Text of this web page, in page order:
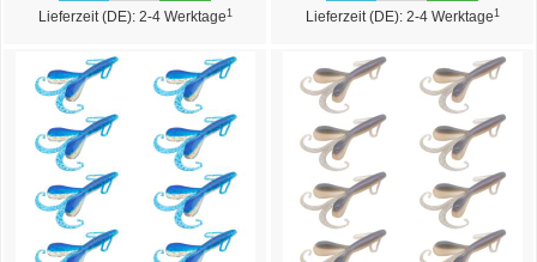
Lieferzeit (DE): 2-4 Werktage 1 Lieferzeit (DE): 2-4 Werktage 1